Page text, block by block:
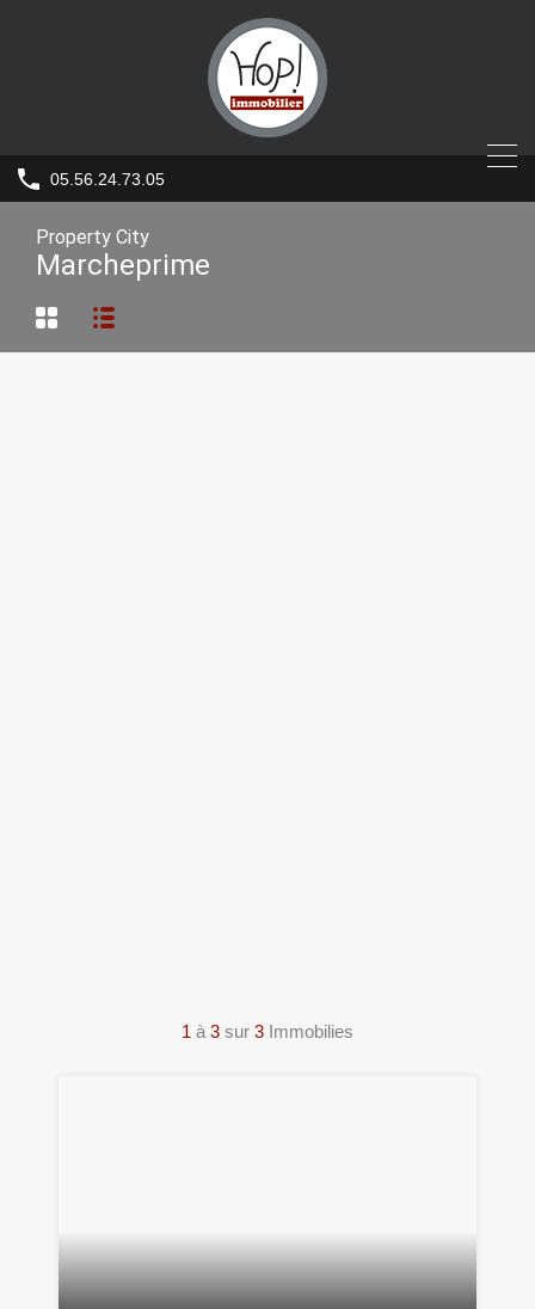
05.56.24.73.05
Property City
Marcheprime
1 à 3 sur 3 Immobilies